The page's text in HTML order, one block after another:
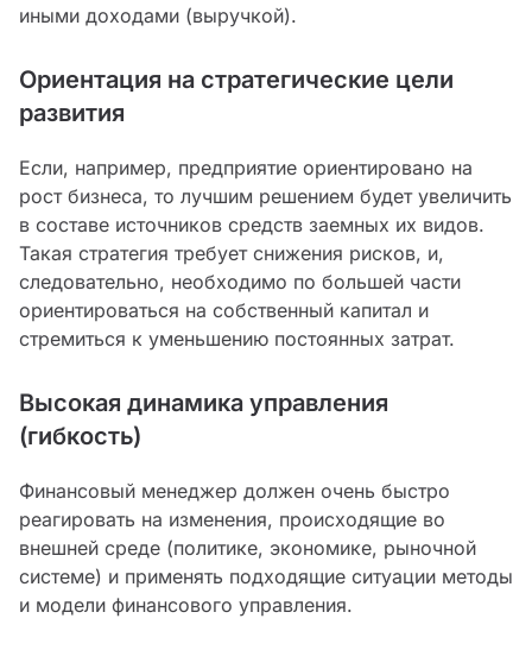
иными доходами (выручкой).
Ориентация на стратегические цели
развития
Если, например, предприятие ориентировано на
рост бизнеса, то лучшим решением будет увеличить
в составе источников средств заемных их видов.
Такая стратегия требует снижения рисков, и,
следовательно, необходимо по большей части
ориентироваться на собственный капитал и
стремиться к уменьшению постоянных затрат.
Высокая динамика управления
(гибкость)
Финансовый менеджер должен очень быстро
реагировать на изменения, происходящие во
внешней среде (политике, экономике, рыночной
системе) и применять подходящие ситуации методы
и модели финансового управления.